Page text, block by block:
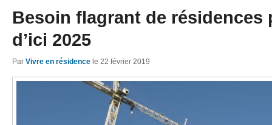
Besoin flagrant de résidences
d’ici 2025
Par Vivre en résidence le 22 février 2019